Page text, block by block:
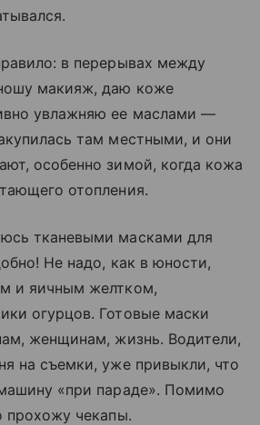
в перерывах между
макияж, даю коже
увлажняю ее маслами —
там местными, и они
особенно зимой, когда кожа
отопления.
тканевыми масками для
Не надо, как в юности,
и яичным желтком,
огурцов. Готовые маски
женщинам, жизнь. Водители,
на съемки, уже привыкли, что
«при параде». Помимо
прохожу чекапы.